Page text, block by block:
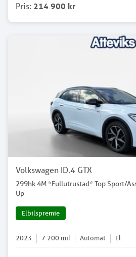
Pris: 214 900 kr
Volkswagen ID.4 GTX
299hk 4M *Fullutrustad* Top Sport/
Up
Elbilspremie
2023 7 200 mil Automat El